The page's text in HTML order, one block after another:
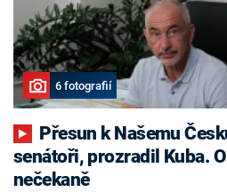
6 fotografií
senátoři, prozradil Kuba.
nečekaně